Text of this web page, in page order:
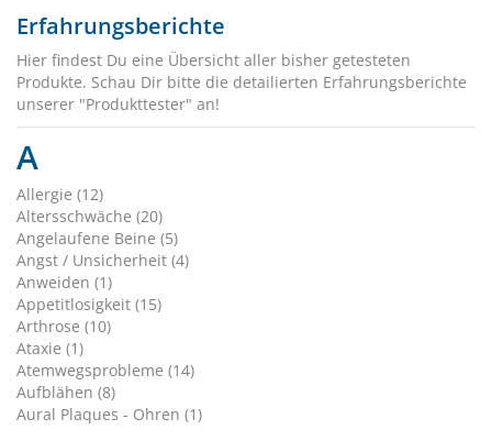
Erfahrungsberichte
Hier findest Du eine Übersicht aller bisher getesteten
Produkte. Schau Dir bitte die detailierten Erfahrungsberichte
unserer "Produkttester" an!
A
Allergie (12)
Altersschwäche (20)
Angelaufene Beine (5)
Angst / Unsicherheit (4)
Anweiden (1)
Appetitlosigkeit (15)
Arthrose (10)
Ataxie (1)
Atemwegsprobleme (14)
Aufblähen (8)
Aural Plaques - Ohren (1)